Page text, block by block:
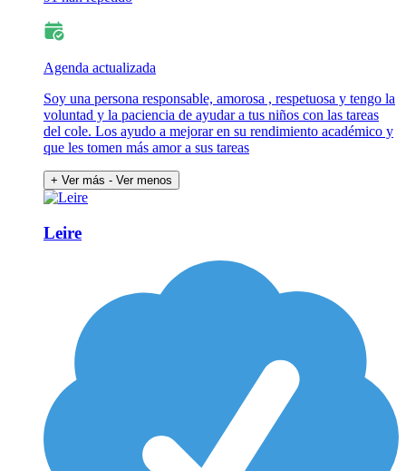
Agenda actualizada
Soy una persona responsable, amorosa , respetuosa y tengo la
voluntad y la paciencia de ayudar a tus niños con las tareas
del cole. Los ayudo a mejorar en su rendimiento académico y
que les tomen más amor a sus tareas
+ Ver más - Ver menos
Leire